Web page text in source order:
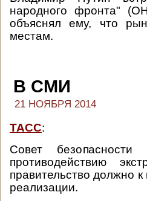
народного фронта"
объяснял ему, что
местам.
В СМИ
21 НОЯБРЯ 2014
ТАСС:
Совет
противодействию
правительство должно
реализации.